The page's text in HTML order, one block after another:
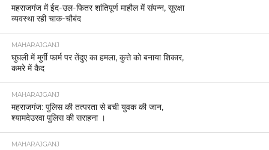
महराजगंज में ईद-उल-फितर शांतिपूर्ण माहौल में संपन्न, सुरक्षा
व्यवस्था रही चाक-चौबंद
MAHARAJGANJ
घुघली में मुर्गी फार्म पर तेंदुए का हमला, कुत्ते को बनाया शिकार,
कमरे में कैद
MAHARAJGANJ
महराजगंज: पुलिस की तत्परता से बची युवक की जान,
श्यामदेउरवा पुलिस की सराहना ।
MAHARAJGANJ